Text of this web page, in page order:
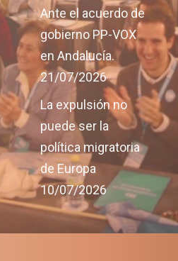
Ante el acuerdo de
gobierno PP-VOX
en Andalucía.
21/07/2026
La expulsión no
puede ser la
política migratoria
de Europa
10/07/2026